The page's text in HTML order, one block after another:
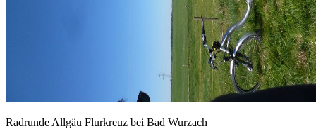
Radrunde Allgäu Flurkreuz bei Bad Wurzach